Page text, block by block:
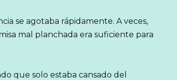
se agotaba rápidamente. A veces,
mal planchada era suficiente para
que solo estaba cansado del